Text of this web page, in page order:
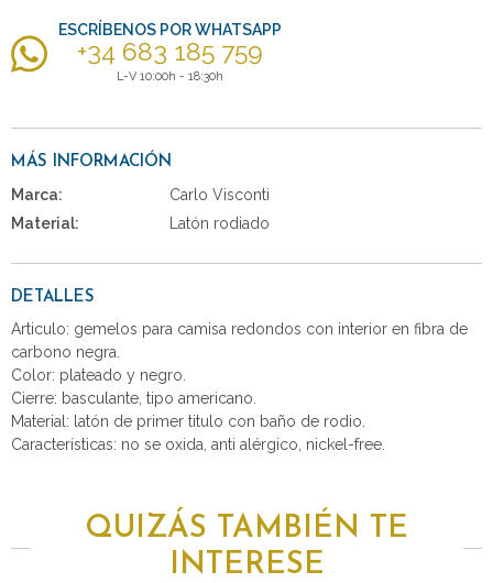
ESCRÍBENOS POR WHATSAPP
+34 683 185 759
L-V 10:00h - 18:30h
MÁS INFORMACIÓN
Marca:
Carlo Visconti
Material:
Latón rodiado
DETALLES
Articulo: gemelos para camisa redondos con interior en fibra de
carbono negra.
Color: plateado y negro.
Cierre: basculante, tipo americano.
Material: latón de primer titulo con baño de rodio.
Características: no se oxida, anti alérgico, nickel-free.
QUIZÁS TAMBIÉN TE
INTERESE